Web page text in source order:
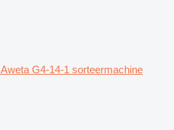
Aweta G4-14-1 sorteermachine